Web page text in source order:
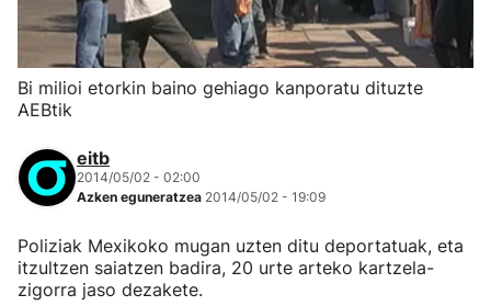
Bi milioi etorkin baino gehiago kanporatu dituzte
AEBtik
eitb
2014/05/02 - 02:00
Azken eguneratzea 2014/05/02 - 19:09
Poliziak Mexikoko mugan uzten ditu deportatuak, eta
itzultzen saiatzen badira, 20 urte arteko kartzela-
zigorra jaso dezakete.